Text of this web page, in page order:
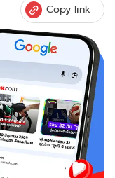
Copy link